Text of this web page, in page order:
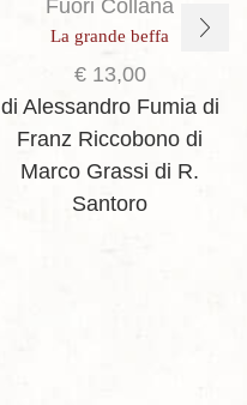
Fuori Collana
La grande beffa
€13,00
di Alessandro Fumia di
Franz Riccobono di
Marco Grassi di R.
Santoro